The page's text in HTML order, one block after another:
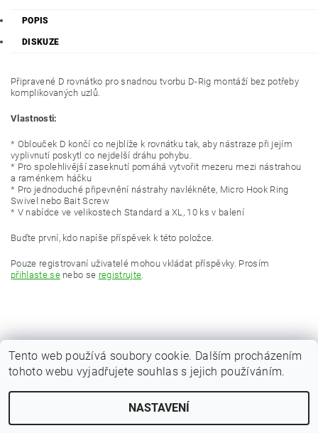
POPIS
DISKUZE
Připravené D rovnátko pro snadnou tvorbu D-Rig montáží bez potřeby
komplikovaných uzlů.
Vlastnosti:
* Oblouček D končí co nejblíže k rovnátku tak, aby nástraze při jejím
vyplivnutí poskytl co nejdelší dráhu pohybu.
* Pro spolehlivější zaseknutí pomáhá vytvořit mezeru mezi nástrahou
a raménkem háčku
* Pro jednoduché připevnění nástrahy navlékněte, Micro Hook Ring
Swivel nebo Bait Screw
* V nabídce ve velikostech Standard a XL, 10 ks v balení
Buďte první, kdo napíše příspěvek k této položce.
Pouze registrovaní uživatelé mohou vkládat příspěvky. Prosím
přihlaste senebo se registrujte.
Zboží.cz Heureka.cz
2026 © Kaprařina.cz, všechna práva vyhrazenaUpravit nastavení cookies
Tento web používá soubory cookie. Dalším procházením
tohoto webu vyjadřujete souhlas s jejich používáním.
NASTAVENÍ